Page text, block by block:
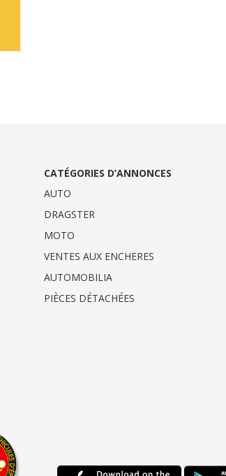
CATÉGORIES D’ANNONCES
AUTO
DRAGSTER
MOTO
VENTES AUX ENCHERES
AUTOMOBILIA
PIÈCES DÉTACHÉES